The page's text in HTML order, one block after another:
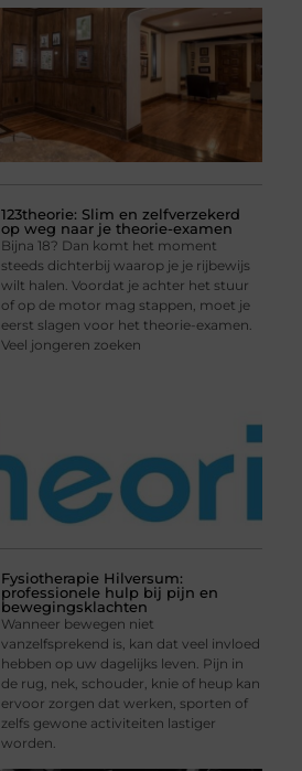
123theorie: Slim en zelfverzekerd
op weg naar je theorie-examen
Bijna 18? Dan komt het moment
steeds dichterbij waarop je je rijbewijs
wilt halen. Voordat je achter het stuur
of op de motor mag stappen, moet je
eerst slagen voor het theorie-examen.
Veel jongeren zoeken
Fysiotherapie Hilversum:
professionele hulp bij pijn en
bewegingsklachten
Wanneer bewegen niet
vanzelfsprekend is, kan dat veel invloed
hebben op uw dagelijks leven. Pijn in
de rug, nek, schouder, knie of heup kan
ervoor zorgen dat werken, sporten of
zelfs gewone activiteiten lastiger
worden.